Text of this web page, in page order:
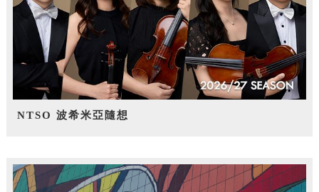
NTSO 波希米亞隨想